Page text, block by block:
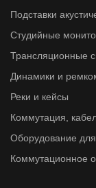
Подставки
Студийные
Трансляционные
Динамики и
Реки и кейсы
Коммутация,
Оборудование
Коммутационное